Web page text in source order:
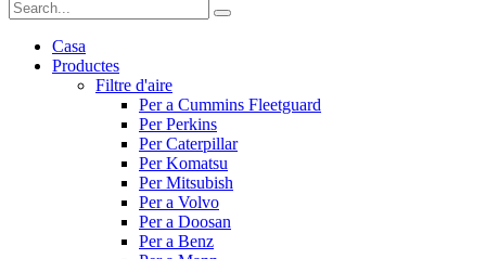
Casa
Productes
Filtre d'aire
Per a Cummins Fleetguard
Per Perkins
Per Caterpillar
Per Komatsu
Per Mitsubish
Per a Volvo
Per a Doosan
Per a Benz